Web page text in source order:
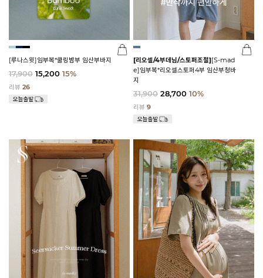
[루나스윗]임부복*쿨링밤부 임산부바지
17,900 15,200 15%
리뷰 26
[리오셀/4부데님/스토퍼조절][S-mad
e]임부복*리오셀스토퍼4부 임산부청바
지
31,900 28,700 10%
리뷰 9